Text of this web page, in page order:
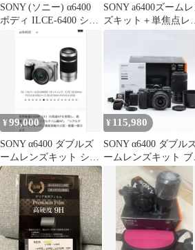
SONY (ソニー) α6400
ボディ ILCE-6400 ショ
ット数180回
SONY a6400ズーム
ズキット＋単焦点レ
ズ、カバン、三脚付
¥99,000
SONY α6400 ダブルズ
ームレンズキット シル
バー
¥ 115,980
SONY α6400 ダブル
ームレンズキット ブ